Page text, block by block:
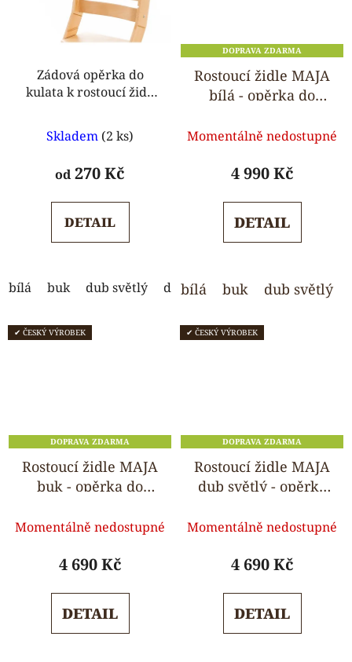
Zádová opěrka do
kulata k rostoucí židli
hodnocení
produktu
5,0
z
Skladem (2 ks)
od270 Kč
DETAIL
bílá buk dub světlý dub tmavý ořech wenge
DOPRAVA ZDARMA
Rostoucí židle MAJA
bílá - opěrka do
hodnocení
produktu
5,0
z
Momentálně nedostupné
4 990 Kč
DETAIL
bílá buk dub světlý
✔ ČESKÝ VÝROBEK
DOPRAVA ZDARMA
Rostoucí židle MAJA
buk - opěrka do
hodnocení
produktu
je
5,0
z
Momentálně nedostupné
4 690 Kč
DETAIL
✔ ČESKÝ VÝROBEK
DOPRAVA ZDARMA
Rostoucí židle MAJA
dub světlý - opěrka
hodnocení
produktu
je
5,0
z
Momentálně nedostupné
4 690 Kč
DETAIL